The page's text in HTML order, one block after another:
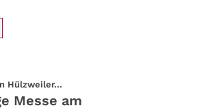
Hülzweiler...
Messe am